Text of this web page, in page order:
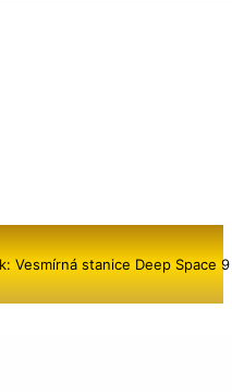
Vesmírná stanice Deep Space